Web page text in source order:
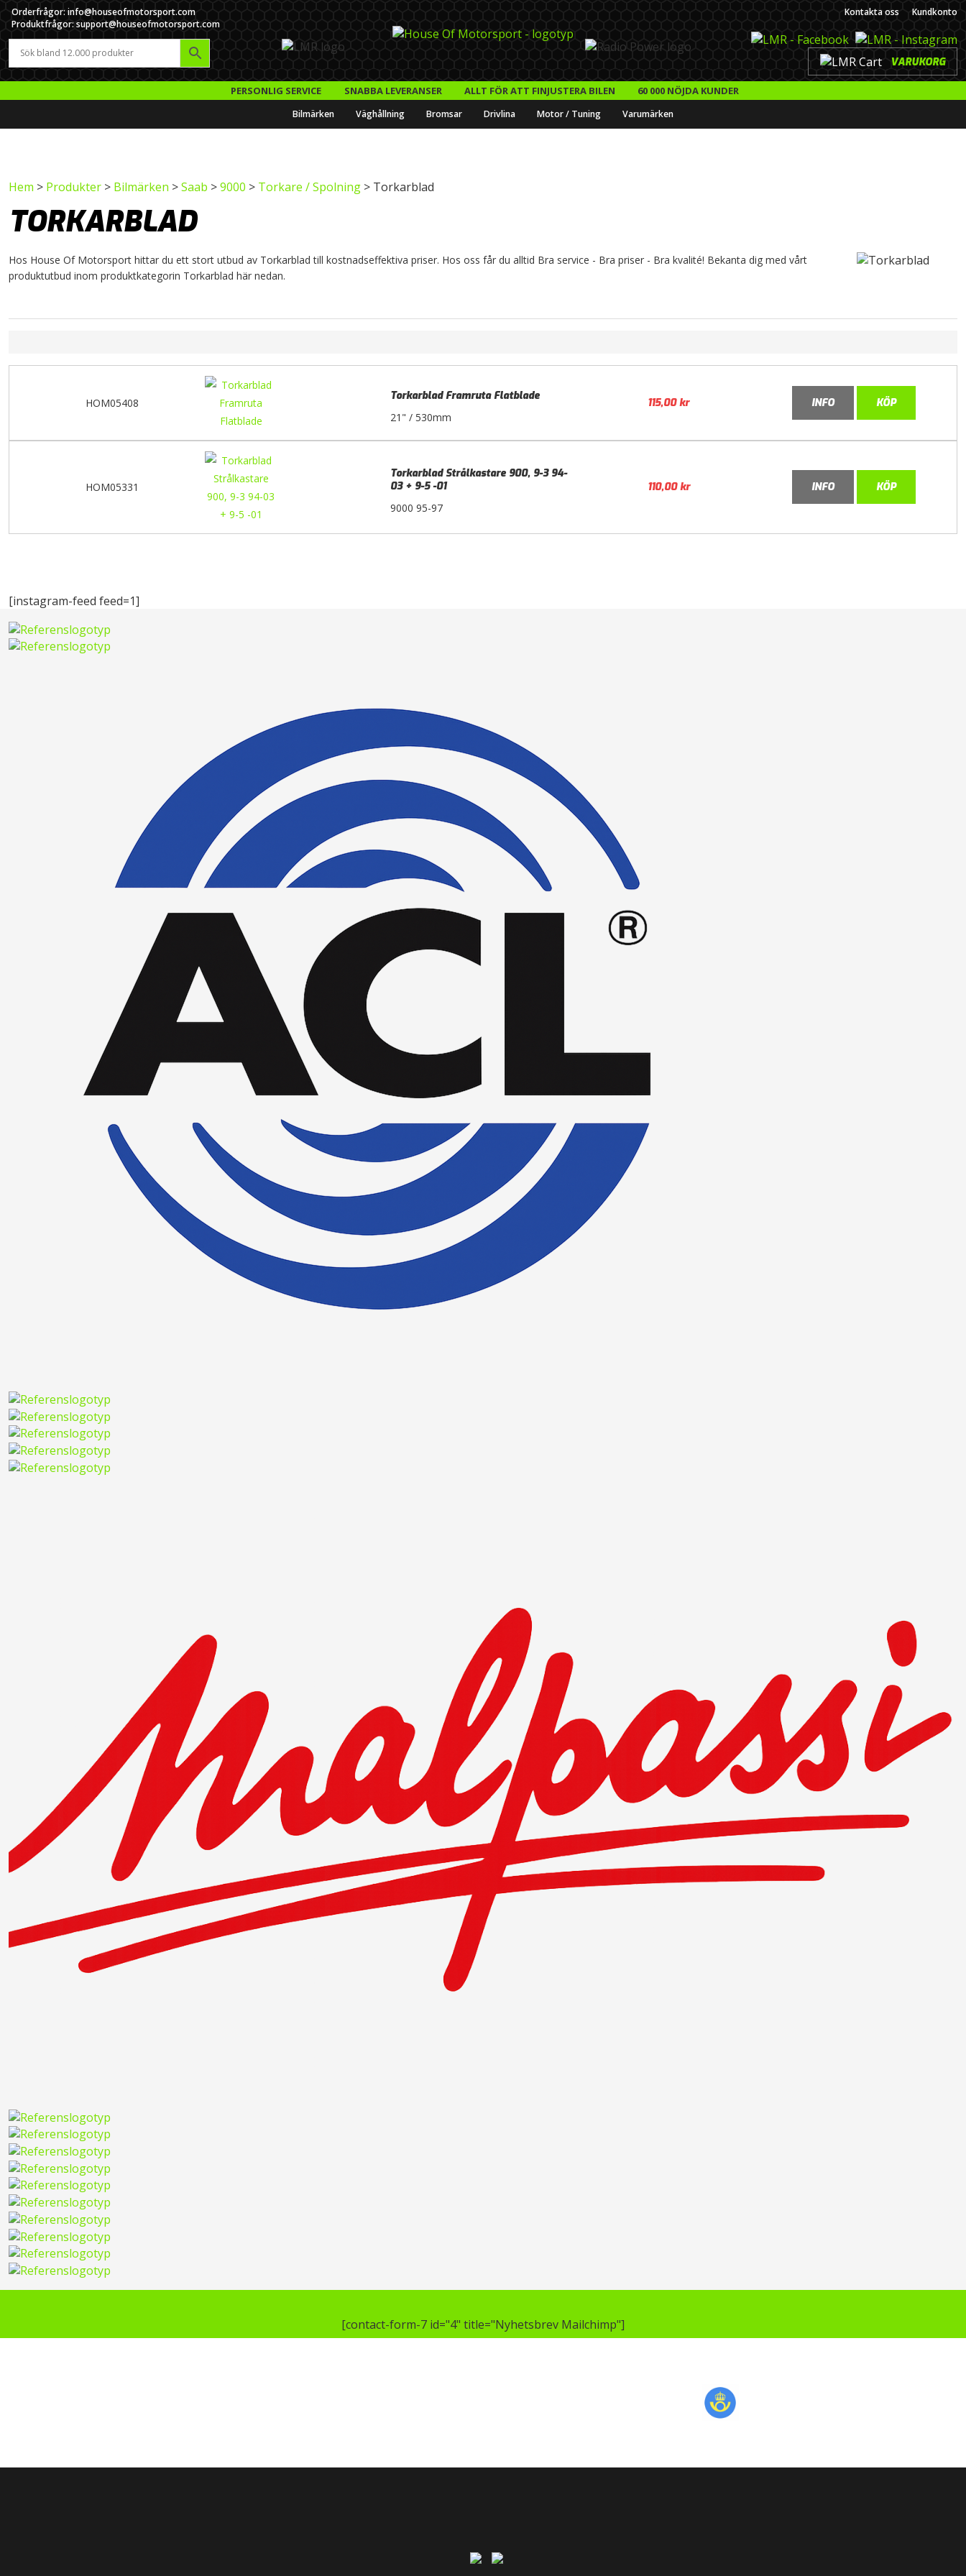
Orderfrågor: info@houseofmotorsport.com
Produktfrågor: support@houseofmotorsport.com
Kontakta oss Kundkonto
VARUKORG
PERSONLIG SERVICE SNABBA LEVERANSER ALLT FÖR ATT FINJUSTERA BILEN 60 000 NÖJDA KUNDER
Bilmärken Väghållning Bromsar Drivlina Motor / Tuning Varumärken
Hem > Produkter > Bilmärken >Saab >9000 > Torkare / Spolning > Torkarblad
TORKARBLAD
Hos House Of Motorsport hittar du ett stort utbud av Torkarblad till kostnadseffektiva priser. Hos oss får du alltid Bra service - Bra priser - Bra kvalité! Bekanta dig med vårt
produktutbud inom produktkategorin Torkarblad här nedan.
HOM05408
Torkarblad Framruta Flatblade
21" / 530mm
115,00kr INFO KÖP
HOM05331
Torkarblad Strålkastare 900, 9-3 94-
03 + 9-5 -01
9000 95-97
110,00kr INFO KÖP
[instagram-feed feed=1]
[contact-form-7 id="4" title="Nyhetsbrev Mailchimp"]